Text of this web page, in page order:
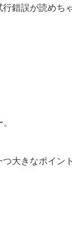
錯誤が読めち
大きなポイン